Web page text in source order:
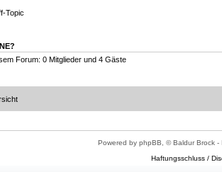
Topic
Forum: 0 Mitglieder und 4 Gäste
Powered by phpBB, © Baldur Brock -
Haftungsschluss /